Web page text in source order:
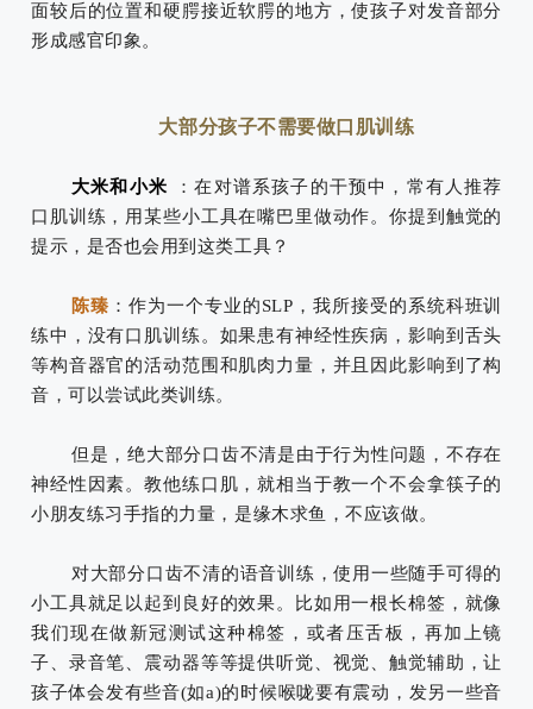
面较后的位置和硬腭接近软腭的地方，使孩子对发音部分
形成感官印象。
大部分孩子不需要做口肌训练
大米和小米
：在对谱系孩子的干预中，常有人推荐
口肌训练，用某些小工具在嘴巴里做动作。你提到触觉的
提示，是否也会用到这类工具？
陈臻 ： 作为一个专业的SLP，我所接受的系统科班训
练中，没有口肌训练。 如果患有神经性疾病，影响到舌头
等构音器官的活动范围和肌肉力量，并且因此影响到了构
音，可以尝试此类训练。
但是，绝大部分口齿不清是由于行为性问题，不存在
神经性因素。教他练口肌，就相当于教一个不会拿筷子的
小朋友练习手指的力量，是缘木求鱼，不应该做。
对大部分口齿不清的语音训练，使用一些随手可得的
小工具就足以起到良好的效果。比如用一根长棉签，就像
我们现在做新冠测试这种棉签，或者压舌板，再加上镜
子、录音笔、震动器等等提供听觉、视觉、触觉辅助，让
孩子体会发有些音(如a)的时候喉咙要有震动，发另一些音